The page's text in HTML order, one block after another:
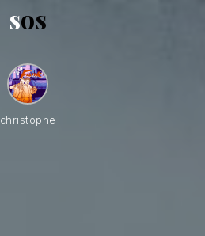
sos
christophe